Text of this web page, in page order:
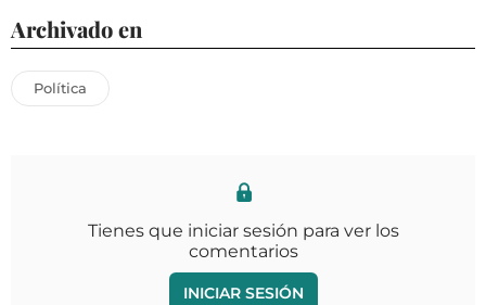
Archivado en
Política
Tienes que iniciar sesión para ver los
comentarios
INICIAR SESIÓN